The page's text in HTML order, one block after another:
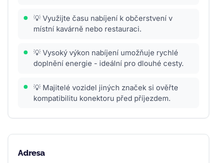
💡 Využijte času nabíjení k občerstvení v
místní kavárně nebo restauraci.
💡 Vysoký výkon nabíjení umožňuje rychlé
doplnění energie - ideální pro dlouhé cesty.
💡 Majitelé vozidel jiných značek si ověřte
kompatibilitu konektoru před příjezdem.
Adresa